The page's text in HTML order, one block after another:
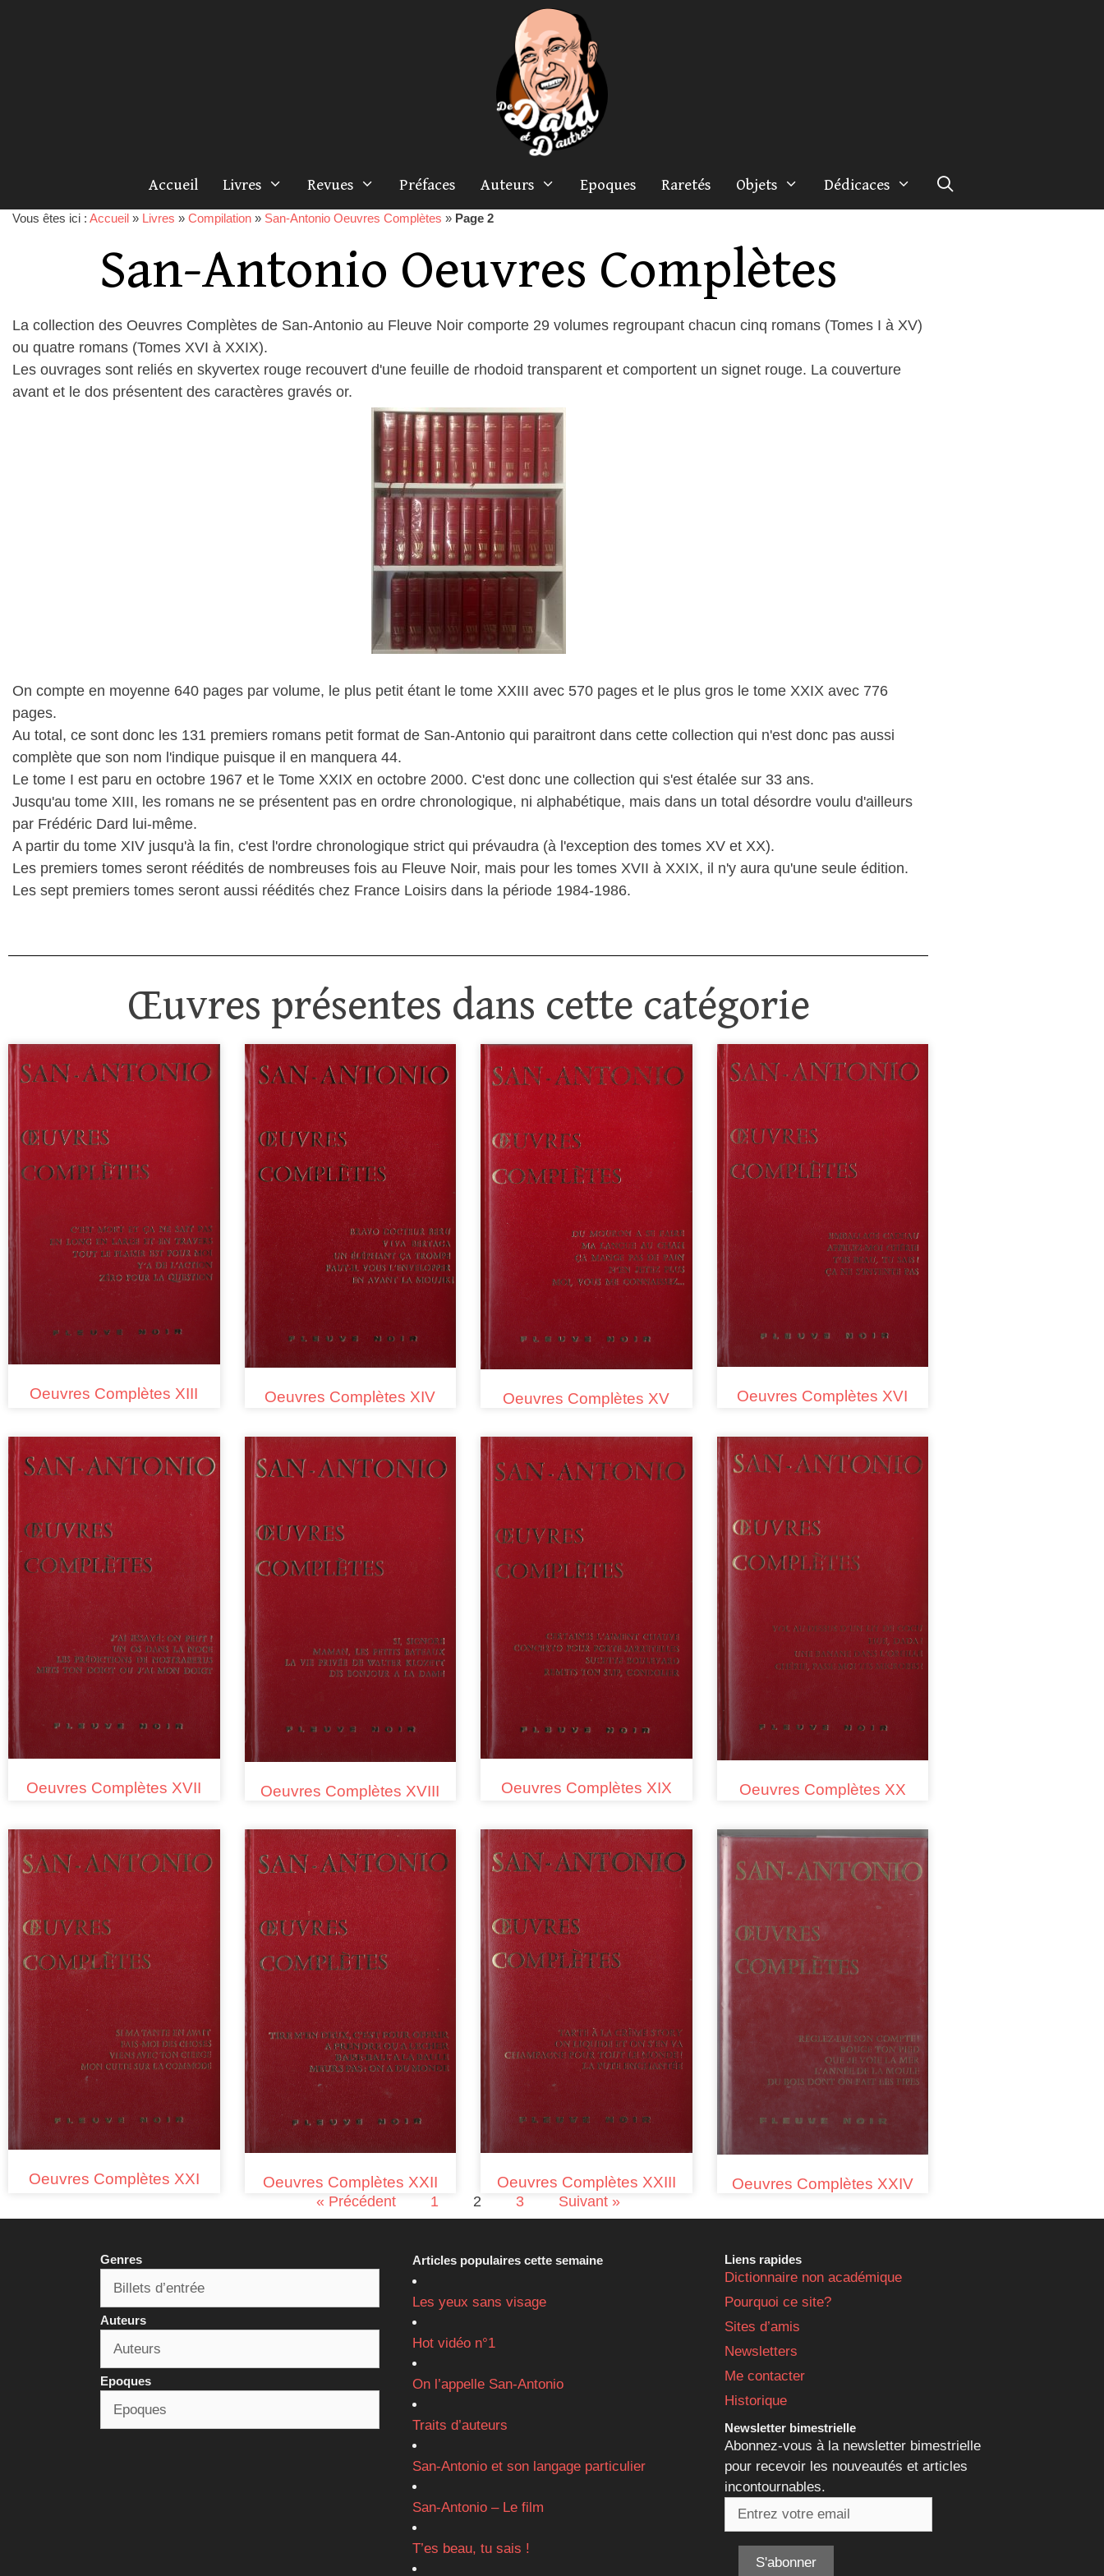
Accueil Livres Revues Préfaces Auteurs Epoques Raretés Objets Dédicaces
Vous êtes ici : Accueil » Livres » Compilation » San-Antonio Oeuvres Complètes » Page 2
San-Antonio Oeuvres Complètes
La collection des Oeuvres Complètes de San-Antonio au Fleuve Noir comporte 29 volumes regroupant chacun cinq romans (Tomes I à XV)
ou quatre romans (Tomes XVI à XXIX).
Les ouvrages sont reliés en skyvertex rouge recouvert d'une feuille de rhodoid transparent et comportent un signet rouge. La couverture
avant et le dos présentent des caractères gravés or.
On compte en moyenne 640 pages par volume, le plus petit étant le tome XXIII avec 570 pages et le plus gros le tome XXIX avec 776
pages.
Au total, ce sont donc les 131 premiers romans petit format de San-Antonio qui paraitront dans cette collection qui n'est donc pas aussi
complète que son nom l'indique puisque il en manquera 44.
Le tome I est paru en octobre 1967 et le Tome XXIX en octobre 2000. C'est donc une collection qui s'est étalée sur 33 ans.
Jusqu'au tome XIII, les romans ne se présentent pas en ordre chronologique, ni alphabétique, mais dans un total désordre voulu d'ailleurs
par Frédéric Dard lui-même.
A partir du tome XIV jusqu'à la fin, c'est l'ordre chronologique strict qui prévaudra (à l'exception des tomes XV et XX).
Les premiers tomes seront réédités de nombreuses fois au Fleuve Noir, mais pour les tomes XVII à XXIX, il n'y aura qu'une seule édition.
Les sept premiers tomes seront aussi réédités chez France Loisirs dans la période 1984-1986.
Œuvres présentes dans cette catégorie
Oeuvres Complètes XIII Oeuvres Complètes XIV Oeuvres Complètes XV Oeuvres Complètes XVI
Oeuvres Complètes XVII Oeuvres Complètes XVIII Oeuvres Complètes XIX Oeuvres Complètes XX
Oeuvres Complètes XXI Oeuvres Complètes XXII Oeuvres Complètes XXIII Oeuvres Complètes XXIV
« Précédent 1 2 3 Suivant »
Genres
Auteurs
Epoques
Articles populaires cette semaine
Les yeux sans visage
Hot vidéo n°1
On l’appelle San-Antonio
Traits d’auteurs
San-Antonio et son langage particulier
San-Antonio – Le film
T’es beau, tu sais !
Liens rapides
Dictionnaire non académique
Pourquoi ce site?
Sites d’amis
Newsletters
Me contacter
Historique
Newsletter bimestrielle
Abonnez-vous à la newsletter bimestrielle
pour recevoir les nouveautés et articles
incontournables.